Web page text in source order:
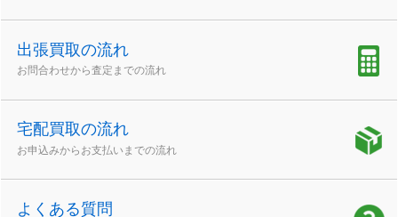
出張買取の流れ
お問合わせから査定までの流れ
宅配買取の流れ
お申込みからお支払いまでの流れ
よくある質問